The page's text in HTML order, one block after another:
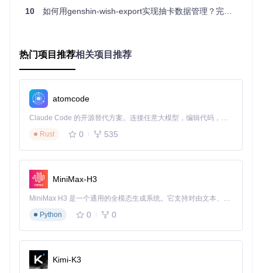
面
工具将自动检测游戏日志并提取authKey，完成数据加载
后显示统计结果
提示：若数据获取失败，请检查游戏是否已打开祈愿历史
页面，或尝试重启游戏后重新获取。
如何导出Excel格式的抽卡记录
当前账号的抽卡记录导出为Excel文件。导出文件包含完整的
抽卡时间、卡池类型、物品名称、星级等详细信息，便于进行
离线分析和长期存档。
如何切换语言界面适应不同使用习惯
点击界面右上角的"设置"按钮，在语言选项中选择所需语言
（支持简体中文、English等十多种语言）。切换后界面元素将
立即更新为所选语言，满足国际化用户的使用需求。
10 如何用genshin-wish-export实现抽卡数据管理？完整使用指南
热门项目推荐相关项目推荐
atomcode
Claude Code 的开源替代方案。连接任意大模型，编辑代码，运行命令，自动验证 — 全自动执行。用 Rust 构建，极致性能。 ｜ An open-source alternative to Claude Code. Connect any LLM, edit code, run commands, and verify changes — autonomously. Built in Rust for speed. Get Started
Rust
0 535
MiniMax-H3
MiniMax H3 是一个通用的全模态生成系统。它支持对由文本、图像、视频和音频组成的多模态上下文进行统一理解，并能生成分辨率高达 2K、时长可达 15 秒的带原生立体声音频的视频。得益于面向任务泛化的系统设计，H3 在预训练阶段就已具备广泛的多模态上下文理解与生成能力，能够出色地执行复杂的多模态指令。
Python
0 0
Kimi-K3